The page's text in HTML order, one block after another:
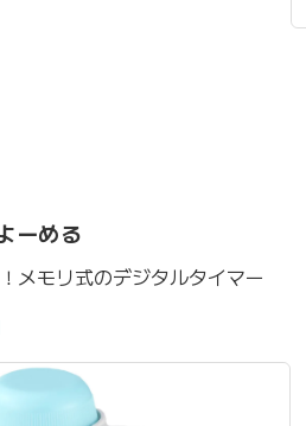
ーめる
メモリ式のデジタルタイマー